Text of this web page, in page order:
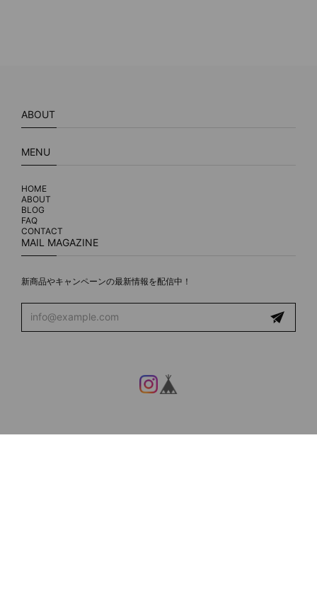
ABOUT
MENU
HOME
ABOUT
BLOG
FAQ
CONTACT
MAIL MAGAZINE
新商品やキャンペーンの最新情報を配信中！